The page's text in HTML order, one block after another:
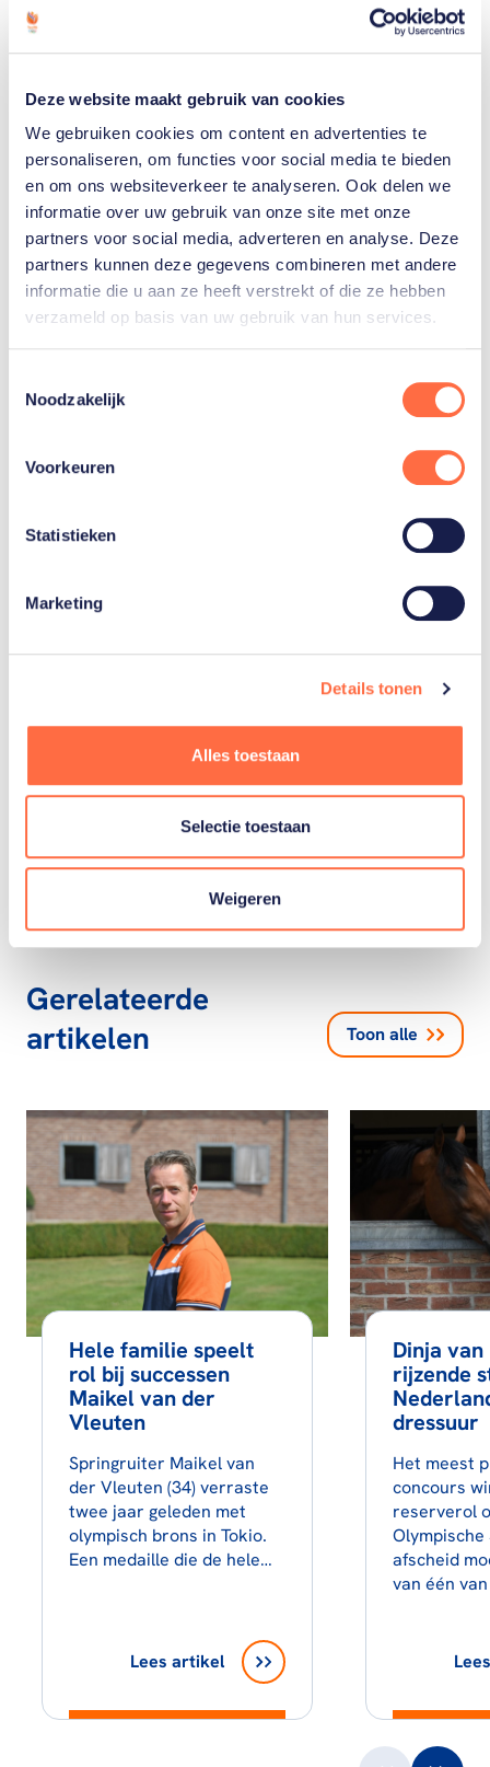
Deze website maakt gebruik van cookies
We gebruiken cookies om content en advertenties te
personaliseren, om functies voor social media te bieden
en om ons websiteverkeer te analyseren. Ook delen we
informatie over uw gebruik van onze site met onze
partners voor social media, adverteren en analyse. Deze
partners kunnen deze gegevens combineren met andere
informatie die u aan ze heeft verstrekt of die ze hebben
verzameld op basis van uw gebruik van hun services.
Noodzakelijk
Voorkeuren
Statistieken
Marketing
Details tonen
Alles toestaan
Selectie toestaan
Weigeren
Spelen in Los Angeles 2028.
Gerelateerde sporters
Dinja
van
Liere
Gerelateerde teams
Paardensport
springen
Paardensport
Gerelateerde
artikelen
Toon alle
Hele familie speelt
rol bij successen
Maikel van der
Vleuten
Springruiter Maikel van
der Vleuten (34) verraste
twee jaar geleden met
olympisch brons in Tokio.
Een medaille die de hele…
Lees artikel
Dinja
rijzende
dressuur
Het meest
concours
reserverol
Olympische
afscheid
van één